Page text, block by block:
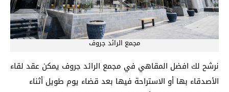
مجمع الرائد جروف
نرشح لك افضل المقاهي في مجمع الرائد جروف يمكن عقد لقاء
الأصدقاء بها أو الاستراحة فيها بعد قضاء يوم طويل أثناء